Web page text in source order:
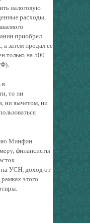
налоговую
расходы,
приобрел
затем продал ее
только на 500
в
то ни
ни вычетом, ни
Минфин
финансисты
на УСН, доход от
этого